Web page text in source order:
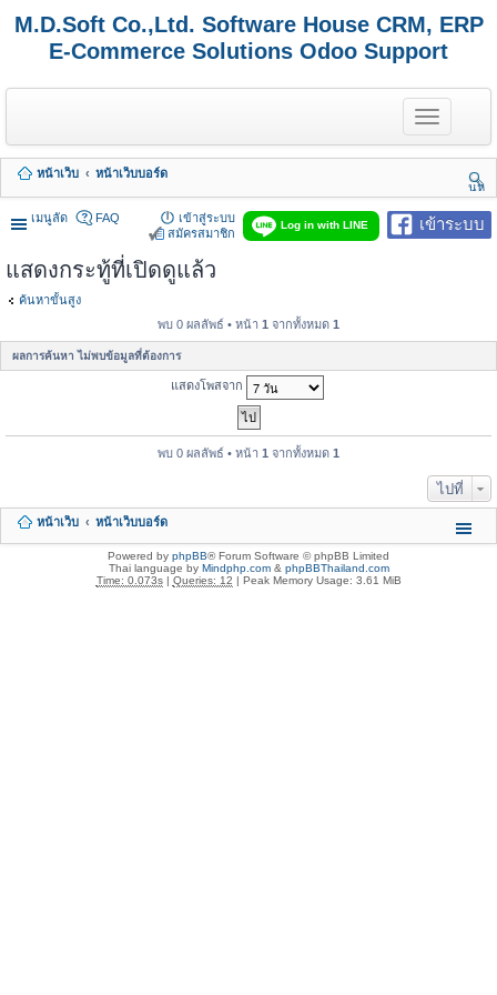
M.D.Soft Co.,Ltd. Software House CRM, ERP
E-Commerce Solutions Odoo Support
T
o
g
e
n
a
n
หน้าเว็บ
หน้าเว็บบอร์ด
นห
า
เมนูลัด
เข้าระบบ
Log in with LINE
FAQ
เข้าสู่ระบบ
สมัครสมาชิก
แสดงกระทู้ที่เปิดดูแล้ว
ค้นหาขั้นสูง
พบ 0 ผลลัพธ์ • หน้า 1 จากทั้งหมด 1
ผลการค้นหา ไม่พบข้อมูลที่ต้องการ
แสดงโพสจาก
พบ 0 ผลลัพธ์ • หน้า 1 จากทั้งหมด 1
ไปที่
หน้าเว็บ หน้าเว็บบอร์ด
Powered by phpBB® Forum Software © phpBB Limited
Thai language by Mindphp.com& phpBBThailand.com
Time: 0.073s| Queries: 12 | Peak Memory Usage: 3.61 MiB